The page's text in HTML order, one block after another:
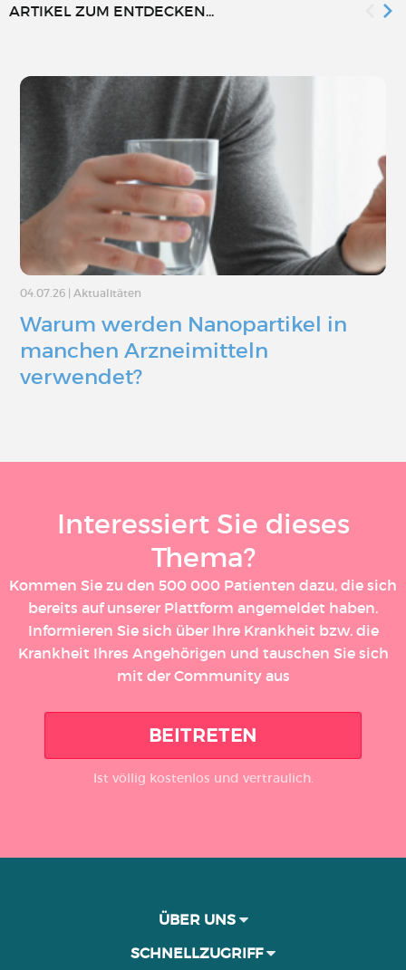
ARTIKEL ZUM ENTDECKEN...
04.07.26 | Aktualitäten
Warum werden Nanopartikel in
manchen Arzneimitteln
verwendet?
Interessiert Sie dieses
Thema?
Kommen Sie zu den 500 000 Patienten dazu, die sich
bereits auf unserer Plattform angemeldet haben.
Informieren Sie sich über Ihre Krankheit bzw. die
Krankheit Ihres Angehörigen und tauschen Sie sich
mit der Community aus
BEITRETEN
Ist völlig kostenlos und vertraulich.
ÜBER UNS
SCHNELLZUGRIFF